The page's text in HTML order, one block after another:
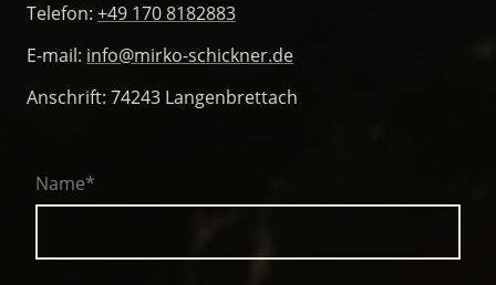
Telefon: +49 170 8182883
E-mail: info@mirko-schickner.de
Anschrift: 74243 Langenbrettach
Name*